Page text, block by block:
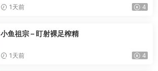
1天前 4
小鱼祖宗 – 盯射裸足榨精
1天前 4